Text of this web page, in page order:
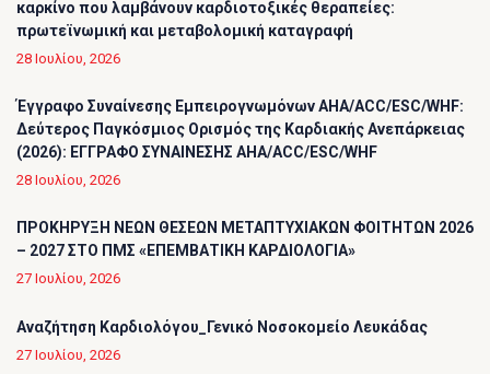
καρκίνο που λαμβάνουν καρδιοτοξικές θεραπείες:
πρωτεϊνωμική και μεταβολομική καταγραφή
28 Ιουλίου, 2026
Έγγραφο Συναίνεσης Εμπειρογνωμόνων AHA/ACC/ESC/WHF:
Δεύτερος Παγκόσμιος Ορισμός της Καρδιακής Ανεπάρκειας
(2026): ΕΓΓΡΑΦΟ ΣΥΝΑΙΝΕΣΗΣ AHA/ACC/ESC/WHF
28 Ιουλίου, 2026
ΠΡΟΚΗΡΥΞΗ ΝΕΩΝ ΘΕΣΕΩΝ ΜΕΤΑΠΤΥΧΙΑΚΩΝ ΦΟΙΤΗΤΩΝ 2026
– 2027 ΣΤΟ ΠΜΣ «ΕΠΕΜΒΑΤΙΚΗ ΚΑΡΔΙΟΛΟΓΙΑ»
27 Ιουλίου, 2026
Αναζήτηση Καρδιολόγου_Γενικό Νοσοκομείο Λευκάδας
27 Ιουλίου, 2026